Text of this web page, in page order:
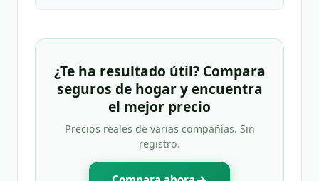
¿Te ha resultado útil? Compara
seguros de hogar y encuentra
el mejor precio
Precios reales de varias compañías. Sin
registro.